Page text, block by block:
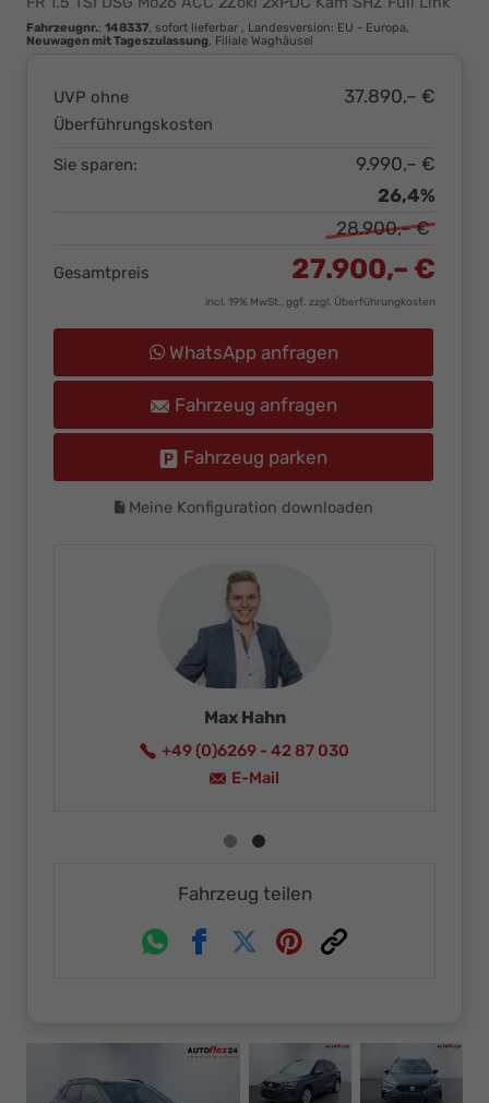
Ihr
Innovatives
Fahrzeugnr.: 148337 sofort lieferbar , Landesversion: EU - Europa,
Neuwagen mit Tageszulassung , Filiale Waghäusel
UVP ohne
Überführungskosten
37.890,– €
Sie sparen:
9.990,– €
26,4%
28.900,– €
Gesamtpreis 27.900,– €
incl. 19% MwSt., ggf. zzgl. Überführungkosten
WhatsApp anfragen
Fahrzeug anfragen
Fahrzeug parken
Meine Konfiguration downloaden
+49 (0)6269 - 4287015
Fahrzeug teilen
WhatsappFacebookTwitterPinterest
Link